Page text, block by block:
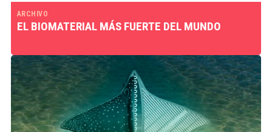
ARCHIVO
EL BIOMATERIAL MÁS FUERTE DEL MUNDO